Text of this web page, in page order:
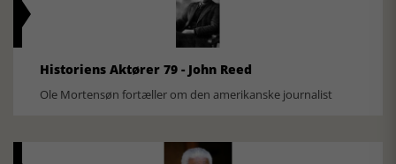
Historiens Aktører 79 - John Reed
Ole Mortensøn fortæller om den amerikanske journalist